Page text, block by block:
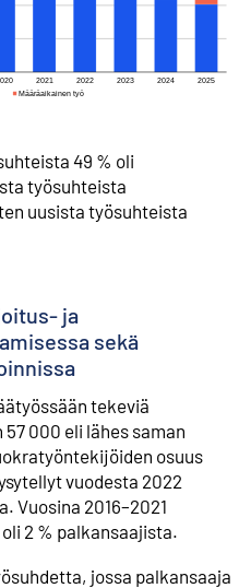
49 % oli
työsuhteista
uusista työsuhteista
ja
sekä
tekeviä
000 eli lähes saman
osuus
vuodesta 2022
Vuosina 2016–2021
2 % palkansaajista.
jossa palkansaaja